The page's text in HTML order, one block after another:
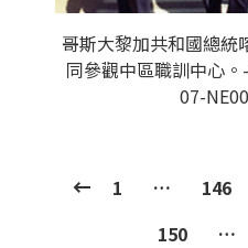
哥斯大黎加共和國總統
同參觀中區職訓中心。
07-
1 … 146
150
…